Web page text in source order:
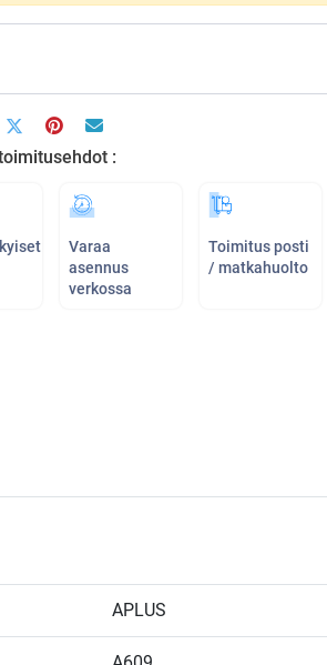
:
Varaa
asennus
verkossa
Toimitus posti
/ matkahuolto
APLUS